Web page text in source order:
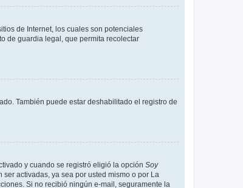
de Internet, los cuales son potenciales
de guardia legal, que permita recolectar
También puede estar deshabilitado el registro de
y cuando se registró eligió la opción Soy
activadas, ya sea por usted mismo o por La
Si no recibió ningún e-mail, seguramente la